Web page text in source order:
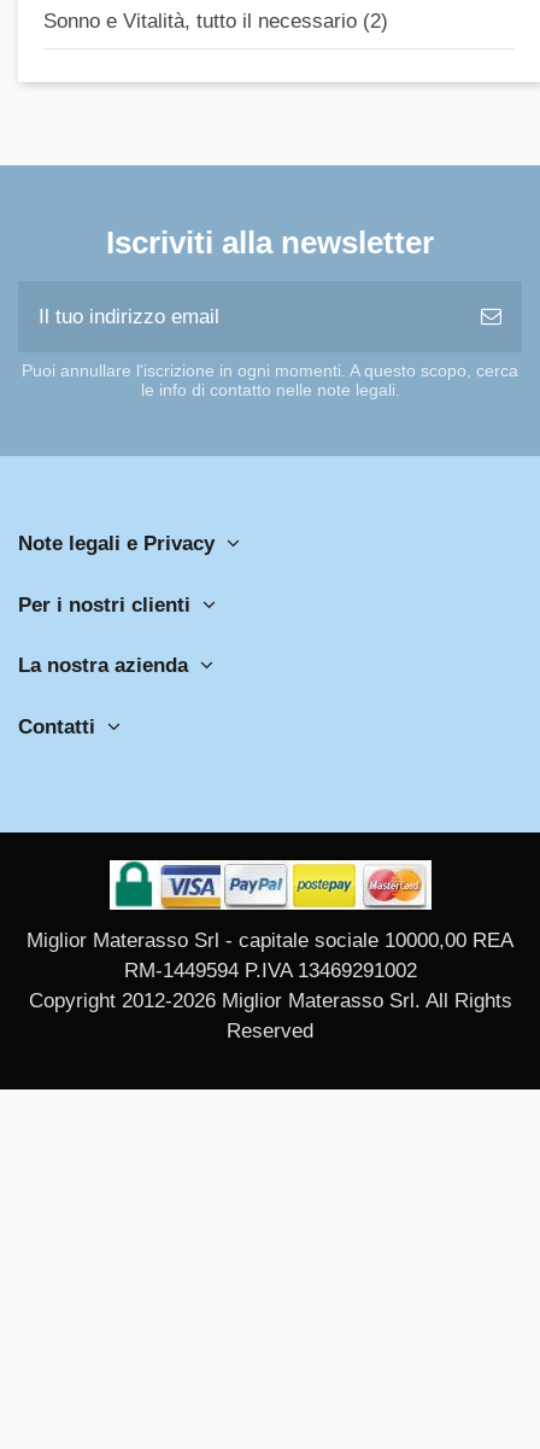
Sonno e Vitalità, tutto il necessario (2)
Iscriviti alla newsletter
Puoi annullare l'iscrizione in ogni momenti. A questo scopo, cerca
le info di contatto nelle note legali.
Note legali e Privacy
Per i nostri clienti
La nostra azienda
Contatti
Miglior Materasso Srl - capitale sociale 10000,00 REA
RM-1449594 P.IVA 13469291002
Copyright 2012-2026 Miglior Materasso Srl. All Rights
Reserved